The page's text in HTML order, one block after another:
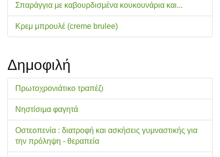
Σπαράγγια με καβουρδισμένα κουκουνάρια και...
Κρεμ μπρουλέ (creme brulee)
Δημοφιλή
Πρωτοχρονιάτικο τραπέζι
Νηστίσιμα φαγητά
Οστεοπενία : διατροφή και ασκήσεις γυμναστικής για
την πρόληψη - θεραπεία